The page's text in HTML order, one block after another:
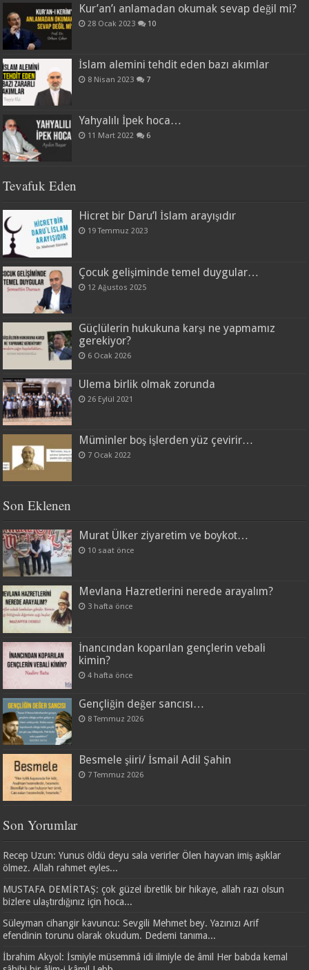
Kur’an’ı anlamadan okumak sevap değil mi?
28 Ocak 2023 10
İslam alemini tehdit eden bazı akımlar
8 Nisan 2023 7
Yahyalılı İpek hoca…
11 Mart 2022 6
Tevafuk Eden
Hicret bir Daru’l İslam arayışıdır
19 Temmuz 2023
Çocuk gelişiminde temel duygular…
12 Ağustos 2025
Güçlülerin hukukuna karşı ne yapmamız
gerekiyor?
6 Ocak 2026
Ulema birlik olmak zorunda
26 Eylül 2021
Müminler boş işlerden yüz çevirir…
7 Ocak 2022
Son Eklenen
Murat Ülker ziyaretim ve boykot…
10 saat önce
Mevlana Hazretlerini nerede arayalım?
3 hafta önce
İnancından koparılan gençlerin vebali
kimin?
4 hafta önce
Gençliğin değer sancısı…
8 Temmuz 2026
Besmele şiiri/ İsmail Adil Şahin
7 Temmuz 2026
Son Yorumlar
Recep Uzun: Yunus öldü deyu sala verirler Ölen hayvan imiş aşıklar
ölmez. Allah rahmet eyles...
MUSTAFA DEMİRTAŞ: çok güzel ibretlik bir hikaye, allah razı olsun
bizlere ulaştırdığınız için hoca...
Süleyman cihangir kavuncu: Sevgili Mehmet bey. Yazınızı Arif
efendinin torunu olarak okudum. Dedemi tanıma...
İbrahim Akyol: İsmiyle müsemmâ idi ilmiyle de âmil Her babda kemal